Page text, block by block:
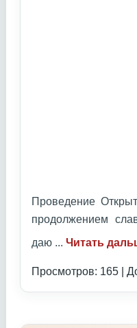
Проведение
продолжением
даю ... Читать
Просмотров: 165 |